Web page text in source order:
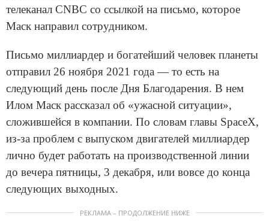
телеканал CNBC со ссылкой на письмо, которое
Маск направил сотрудником.
Письмо миллиардер и богатейший человек планеты
отправил 26 ноября 2021 года — то есть на
следующий день после Дня Благодарения. В нем
Илом Маск рассказал об «ужасной ситуации»,
сложившейся в компании. По словам главы SpaceX,
из-за проблем с выпуском двигателей миллиардер
лично будет работать на производственной линии
до вечера пятницы, 3 декабря, или вовсе до конца
следующих выходных.
РЕКЛАМА – ПРОДОЛЖЕНИЕ НИЖЕ